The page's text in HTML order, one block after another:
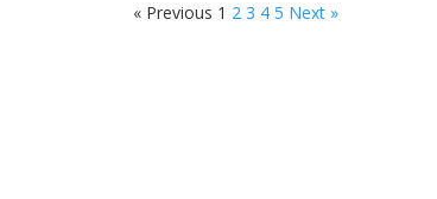
« Previous 1 2 3 4 5 Next »